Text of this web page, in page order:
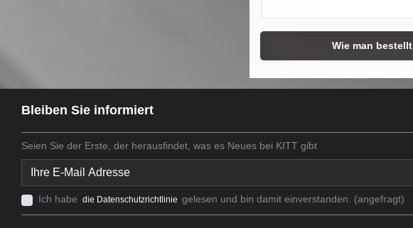
Wie man bestellt
Bleiben Sie informiert
Seien Sie der Erste, der herausfindet, was es Neues bei KITT gibt
Ich habe die Datenschutzrichtlinie gelesen und bin damit einverstanden. (angefragt)